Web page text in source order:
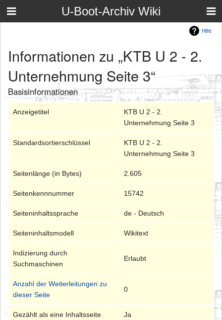
U-Boot-Archiv Wiki
Hilfe
Informationen zu „KTB U 2 - 2.
Unternehmung Seite 3“
Basisinformationen
Anzeigetitel
KTB U 2 - 2.
Unternehmung Seite 3
Standardsortierschlüssel
KTB U 2 - 2.
Unternehmung Seite 3
Seitenlänge (in Bytes) 2.605
Seitenkennnummer 15742
Seiteninhaltssprache de - Deutsch
Seiteninhaltsmodell Wikitext
Indizierung durch
Suchmaschinen
Erlaubt
Anzahl der Weiterleitungen zu
dieser Seite
0
Gezählt als eine Inhaltsseite Ja